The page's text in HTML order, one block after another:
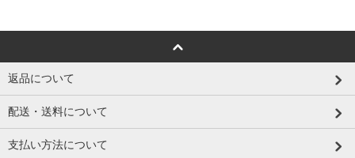
返品について
配送・送料について
支払い方法について